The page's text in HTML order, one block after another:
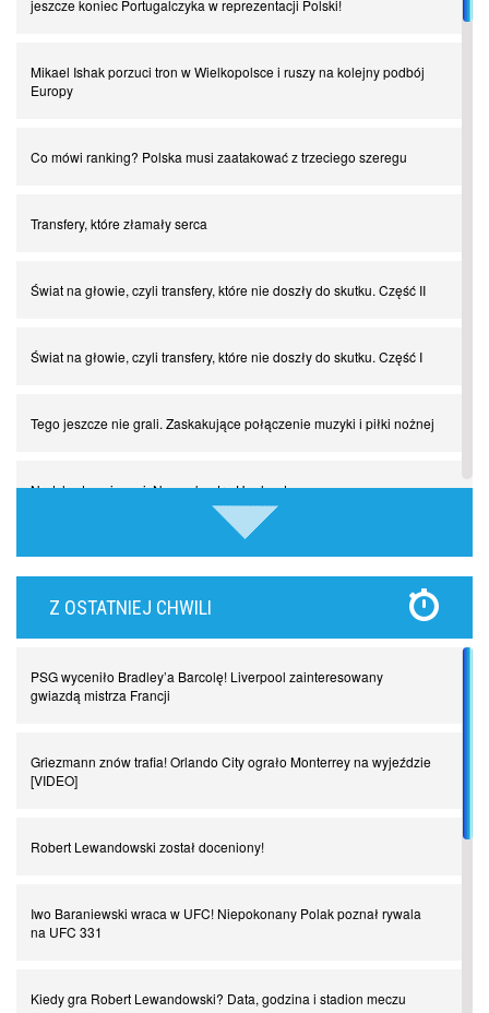
jeszcze koniec Portugalczyka w reprezentacji Polski!
Mikael Ishak porzuci tron w Wielkopolsce i ruszy na kolejny podbój
Europy
Co mówi ranking? Polska musi zaatakować z trzeciego szeregu
Transfery, które złamały serca
Świat na głowie, czyli transfery, które nie doszły do skutku. Część II
Świat na głowie, czyli transfery, które nie doszły do skutku. Część I
Tego jeszcze nie grali. Zaskakujące połączenie muzyki i piłki nożnej
Nadchodzą giganci. Nunez kontra Haaland
Lewandowski kontra Bayern. Czy wilk będzie syty, a owca cała?
Piłkarz z numerem 47. Phil Foden i inne przypadki
Spadkowicze z Serie A. Komu powiemy ciao?
Z OSTATNIEJ CHWILI
PSG wyceniło Bradley’a Barcolę! Liverpool zainteresowany
gwiazdą mistrza Francji
Griezmann znów trafia! Orlando City ograło Monterrey na wyjeździe
[VIDEO]
Robert Lewandowski został doceniony!
Iwo Baraniewski wraca w UFC! Niepokonany Polak poznał rywala
na UFC 331
Kiedy gra Robert Lewandowski? Data, godzina i stadion meczu